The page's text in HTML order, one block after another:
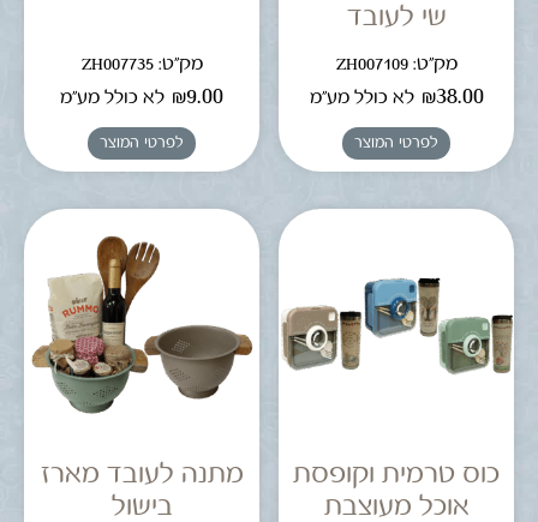
שי לעובד
מק"ט: ZH007109
₪38.00 לא כולל מע"מ
לפרטי המוצר
מק"ט: ZH007735
₪9.00 לא כולל מע"מ
לפרטי המוצר
כוס טרמית וקופסת
אוכל מעוצבת
מתנה לעובד מארז
בישול